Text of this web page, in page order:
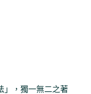
」，獨一無二之著